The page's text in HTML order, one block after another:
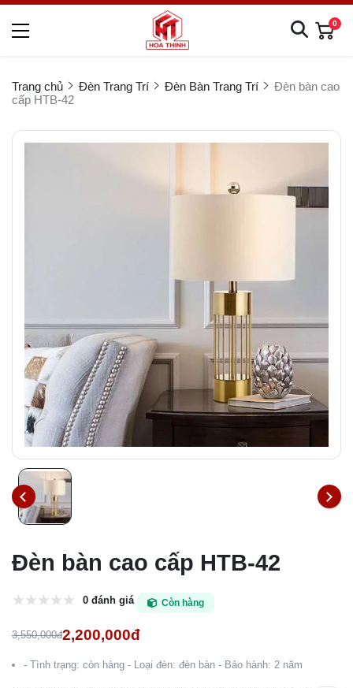
0
Trang chủ Đèn Trang Trí Đèn Bàn Trang Trí
Đèn bàn cao
cấp HTB-42
Đèn bàn cao cấp HTB-42
0 đánh giá Còn hàng
3,550,000đ2,200,000đ
- Tình trạng: còn hàng - Loại đèn: đèn bàn - Bảo hành: 2 năm